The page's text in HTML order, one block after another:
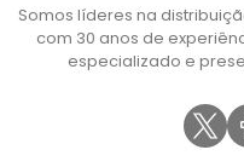
Somos líderes na
com 30 anos de
especializado e